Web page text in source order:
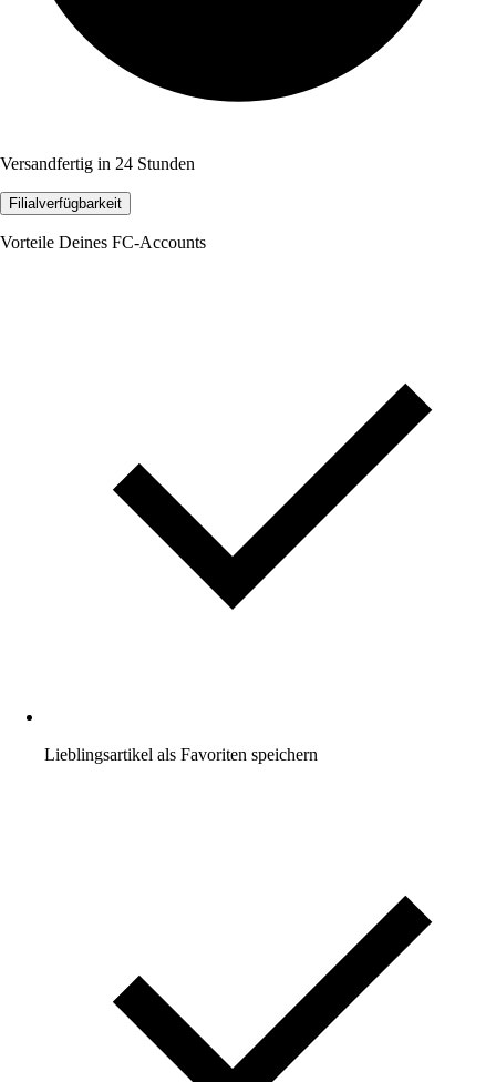
Versandfertig in 24 Stunden
Filialverfügbarkeit
Vorteile Deines FC-Accounts
Lieblingsartikel als Favoriten speichern